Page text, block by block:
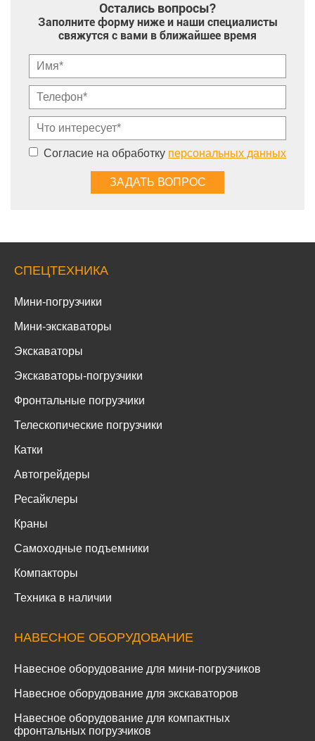
Остались вопросы?
Заполните форму ниже и наши специалисты
свяжутся с вами в ближайшее время
Согласие на обработку персональных данных
СПЕЦТЕХНИКА
Мини-погрузчики
Мини-экскаваторы
Экскаваторы
Экскаваторы-погрузчики
Фронтальные погрузчики
Телескопические погрузчики
Катки
Автогрейдеры
Ресайклеры
Краны
Самоходные подъемники
Компакторы
Техника в наличии
НАВЕСНОЕ ОБОРУДОВАНИЕ
Навесное оборудование для мини-погрузчиков
Навесное оборудование для экскаваторов
Навесное оборудование для компактных
фронтальных погрузчиков